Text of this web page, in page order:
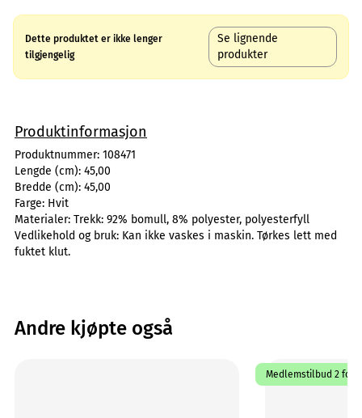
Dette produktet er ikke lenger
tilgjengelig
Se lignende
produkter
Produktinformasjon
Produktnummer: 108471
Lengde (cm): 45,00
Bredde (cm): 45,00
Farge: Hvit
Materialer: Trekk: 92% bomull, 8% polyester, polyesterfyll
Vedlikehold og bruk: Kan ikke vaskes i maskin. Tørkes lett med
fuktet klut.
Andre kjøpte også
Medlemstilbud 2 for 1